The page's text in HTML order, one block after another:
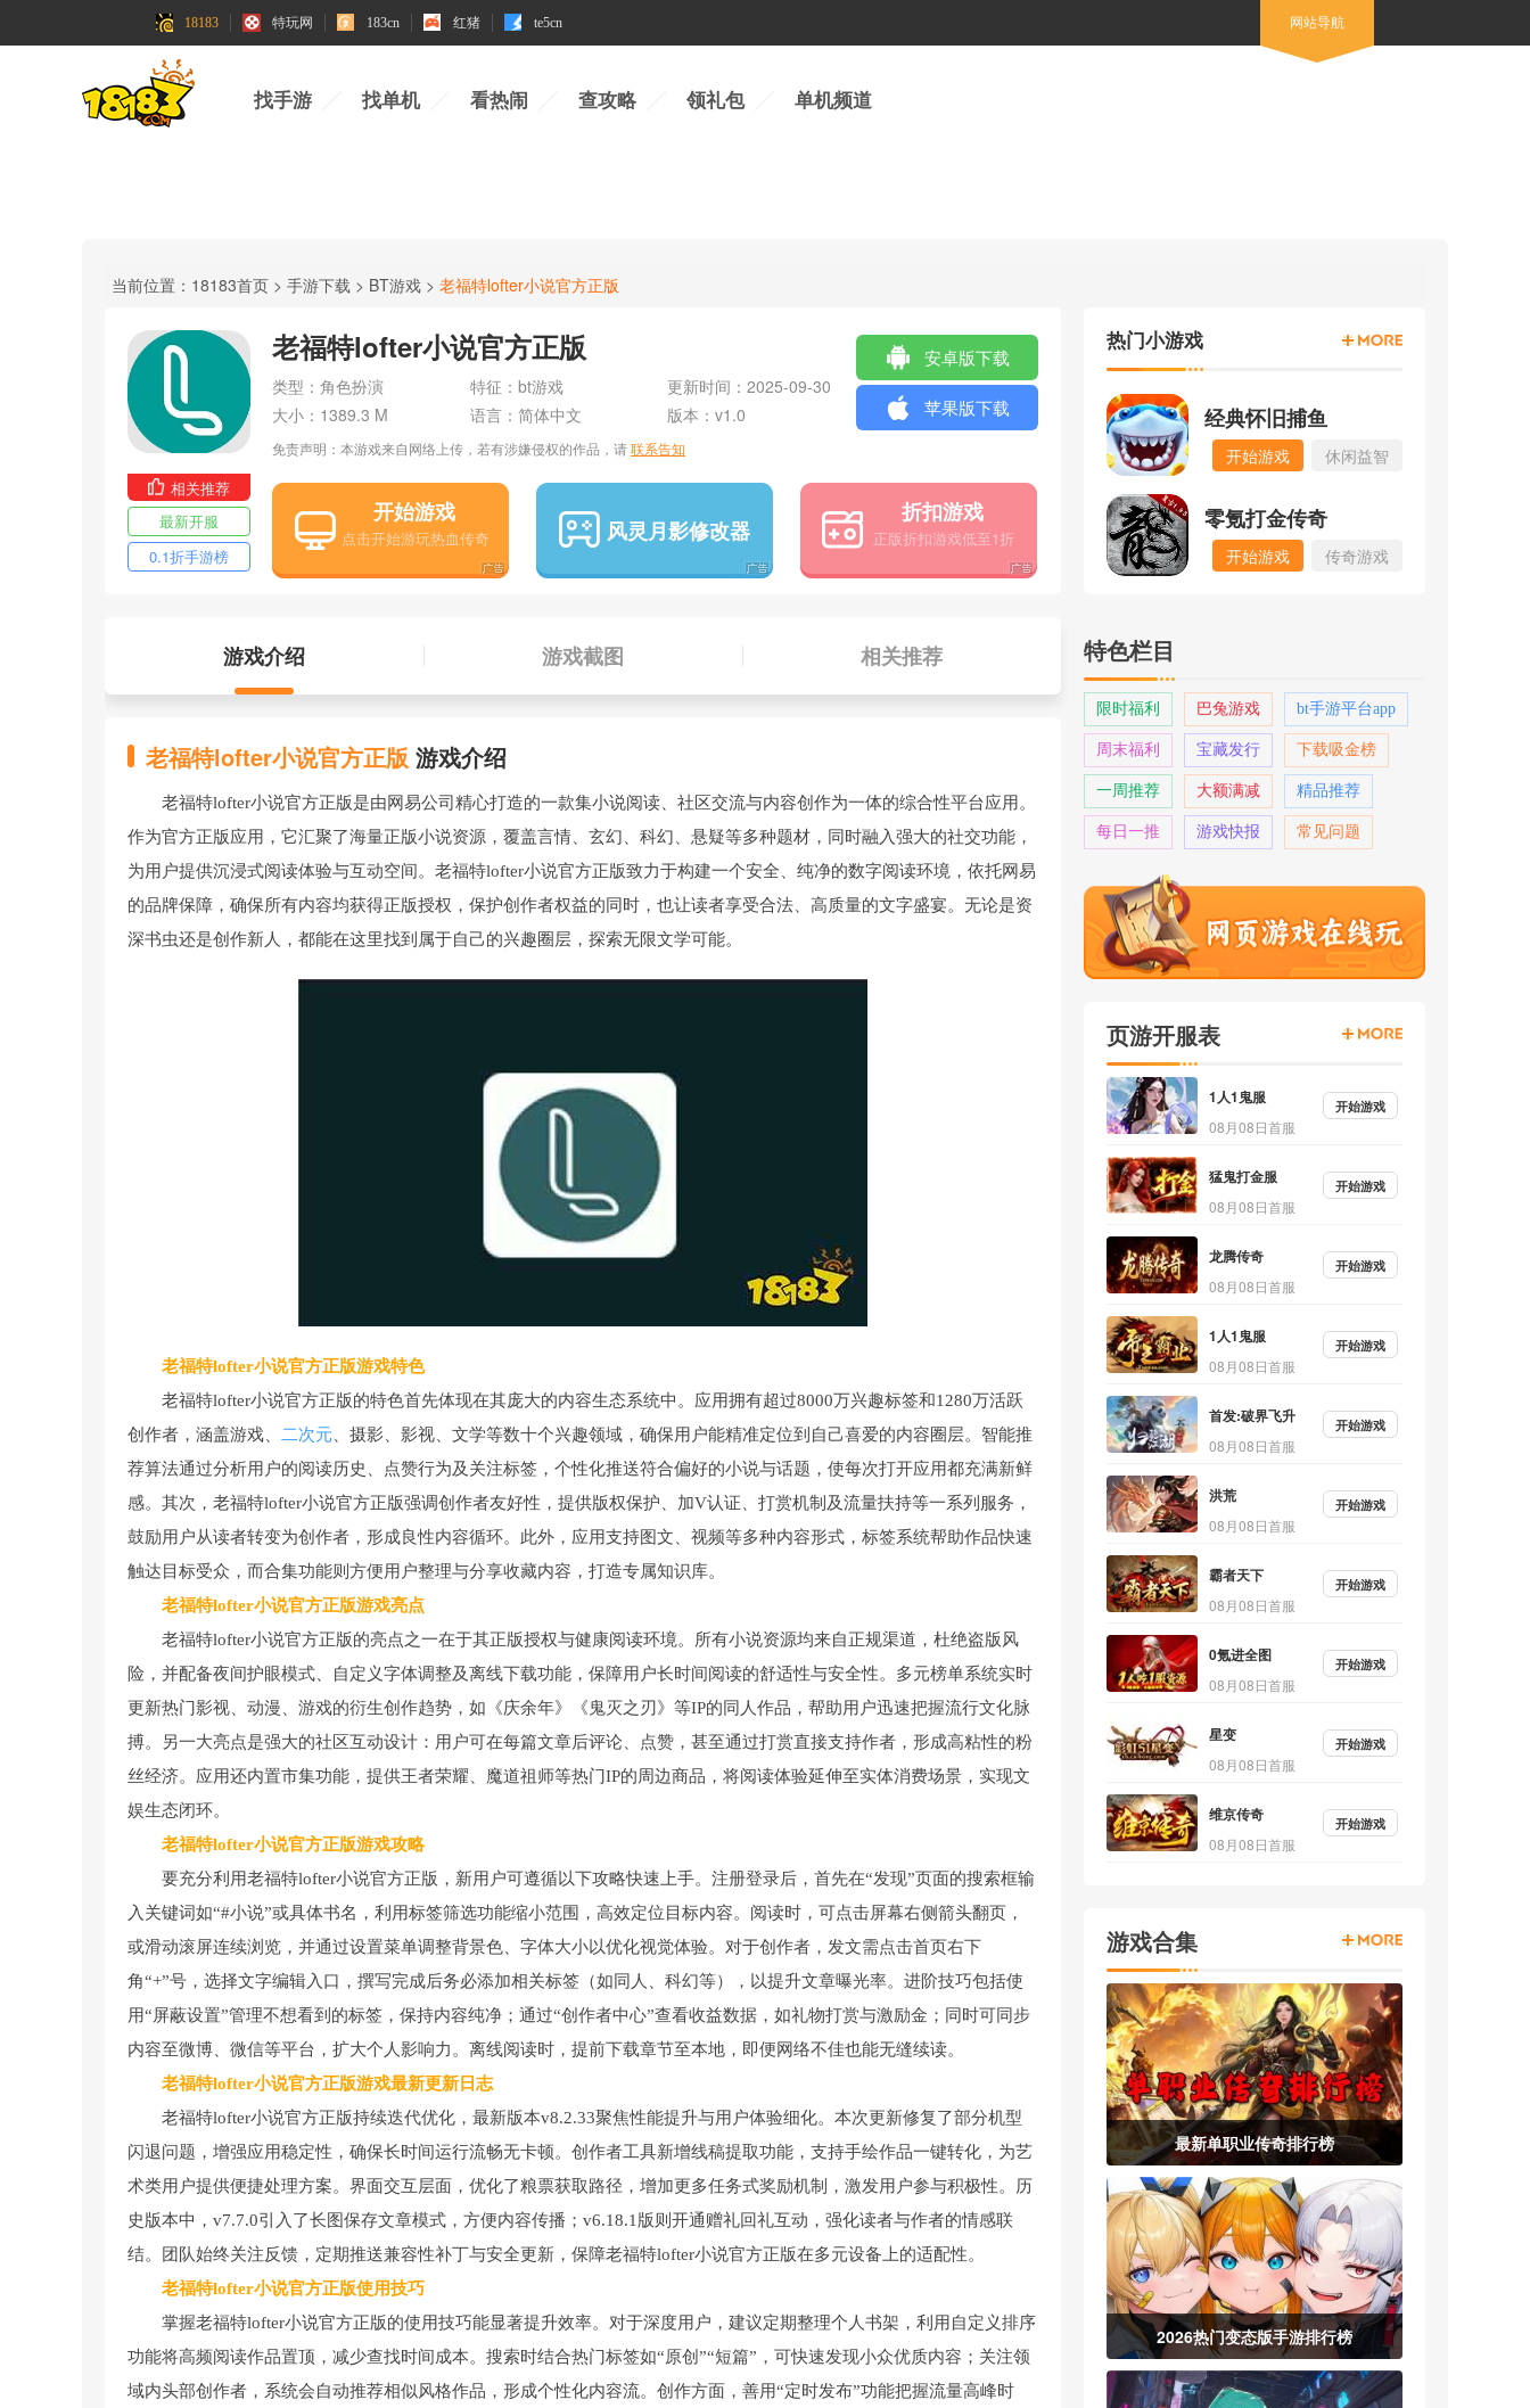
18183 特玩网 183cn 红猪 te5cn 网站导航
找手游 找单机 看热闹 查攻略 领礼包 单机频道
当前位置： 18183首页 > 手游下载 > BT游戏 > 老福特lofter小说官方正版
老福特lofter小说官方正版 安卓版下载
苹果版下载
类型： 角色扮演 特征： bt游戏 更新时间： 2025-09-30
大小： 1389.3 M 语言： 简体中文 版本：v1.0
免责声明：本游戏来自网络上传，若有涉嫌侵权的作品，请联系告知
开始游戏
风灵月影修改器
折扣游戏
相关推荐
最新开服
0.1折手游榜
热门小游戏
经典怀旧捕鱼
开始游戏 休闲益智
零氪打金传奇
开始游戏 传奇游戏
游戏介绍 游戏截图 相关推荐
老福特lofter小说官方正版 游戏介绍
老福特lofter小说官方正版是由网易公司精心打造的一款集小说阅读、社区交流与内容创作为一体的综合性平台应用。
作为官方正版应用，它汇聚了海量正版小说资源，覆盖言情、玄幻、科幻、悬疑等多种题材，同时融入强大的社交功能，
为用户提供沉浸式阅读体验与互动空间。老福特lofter小说官方正版致力于构建一个安全、纯净的数字阅读环境，依托网易
的品牌保障，确保所有内容均获得正版授权，保护创作者权益的同时，也让读者享受合法、高质量的文字盛宴。无论是资
深书虫还是创作新人，都能在这里找到属于自己的兴趣圈层，探索无限文学可能。
老福特lofter小说官方正版游戏特色
老福特lofter小说官方正版的特色首先体现在其庞大的内容生态系统中。应用拥有超过8000万兴趣标签和1280万活跃
创作者，涵盖游戏、
二次元 、摄影、影视、文学等数十个兴趣领域，确保用户能精准定位到自己喜爱的内容圈层。智能推
荐算法通过分析用户的阅读历史、点赞行为及关注标签，个性化推送符合偏好的小说与话题，使每次打开应用都充满新鲜
感。其次，老福特lofter小说官方正版强调创作者友好性，提供版权保护、加V认证、打赏机制及流量扶持等一系列服务，
鼓励用户从读者转变为创作者，形成良性内容循环。此外，应用支持图文、视频等多种内容形式，标签系统帮助作品快速
触达目标受众，而合集功能则方便用户整理与分享收藏内容，打造专属知识库。
老福特lofter小说官方正版游戏亮点
老福特lofter小说官方正版的亮点之一在于其正版授权与健康阅读环境。所有小说资源均来自正规渠道，杜绝盗版风
险，并配备夜间护眼模式、自定义字体调整及离线下载功能，保障用户长时间阅读的舒适性与安全性。多元榜单系统实时
更新热门影视、动漫、游戏的衍生创作趋势，如《庆余年》《鬼灭之刃》等IP的同人作品，帮助用户迅速把握流行文化脉
搏。另一大亮点是强大的社区互动设计：用户可在每篇文章后评论、点赞，甚至通过打赏直接支持作者，形成高粘性的粉
丝经济。应用还内置市集功能，提供王者荣耀、魔道祖师等热门IP的周边商品，将阅读体验延伸至实体消费场景，实现文
娱生态闭环。
老福特lofter小说官方正版游戏攻略
要充分利用老福特lofter小说官方正版，新用户可遵循以下攻略快速上手。注册登录后，首先在“发现”页面的搜索框输
入关键词如“#小说”或具体书名，利用标签筛选功能缩小范围，高效定位目标内容。阅读时，可点击屏幕右侧箭头翻页，
或滑动滚屏连续浏览，并通过设置菜单调整背景色、字体大小以优化视觉体验。对于创作者，发文需点击首页右下
角“+”号，选择文字编辑入口，撰写完成后务必添加相关标签（如同人、科幻等），以提升文章曝光率。进阶技巧包括使
用“屏蔽设置”管理不想看到的标签，保持内容纯净；通过“创作者中心”查看收益数据，如礼物打赏与激励金；同时可同步
内容至微博、微信等平台，扩大个人影响力。离线阅读时，提前下载章节至本地，即便网络不佳也能无缝续读。
老福特lofter小说官方正版游戏最新更新日志
老福特lofter小说官方正版持续迭代优化，最新版本v8.2.33聚焦性能提升与用户体验细化。本次更新修复了部分机型
闪退问题，增强应用稳定性，确保长时间运行流畅无卡顿。创作者工具新增线稿提取功能，支持手绘作品一键转化，为艺
术类用户提供便捷处理方案。界面交互层面，优化了粮票获取路径，增加更多任务式奖励机制，激发用户参与积极性。历
史版本中，v7.7.0引入了长图保存文章模式，方便内容传播；v6.18.1版则开通赠礼回礼互动，强化读者与作者的情感联
结。团队始终关注反馈，定期推送兼容性补丁与安全更新，保障老福特lofter小说官方正版在多元设备上的适配性。
老福特lofter小说官方正版使用技巧
掌握老福特lofter小说官方正版的使用技巧能显著提升效率。对于深度用户，建议定期整理个人书架，利用自定义排序
功能将高频阅读作品置顶，减少查找时间成本。搜索时结合热门标签如“原创”“短篇”，可快速发现小众优质内容；关注领
域内头部创作者，系统会自动推荐相似风格作品，形成个性化内容流。创作方面，善用“定时发布”功能把握流量高峰时
特色栏目
限时福利 巴兔游戏 bt手游平台app
周末福利 宝藏发行 下载吸金榜
一周推荐 大额满减 精品推荐
每日一推 游戏快报 常见问题
页游开服表
1人1鬼服
08月08日首服
开始游戏
猛鬼打金服
08月08日首服
开始游戏
龙腾传奇
08月08日首服
开始游戏
1人1鬼服
08月08日首服
开始游戏
首发:破界飞升
08月08日首服
开始游戏
洪荒
08月08日首服
开始游戏
霸者天下
08月08日首服
开始游戏
0氪进全图
08月08日首服
开始游戏
星变
08月08日首服
开始游戏
维京传奇
08月08日首服
开始游戏
游戏合集
最新单职业传奇排行榜
2026热门变态版手游排行榜